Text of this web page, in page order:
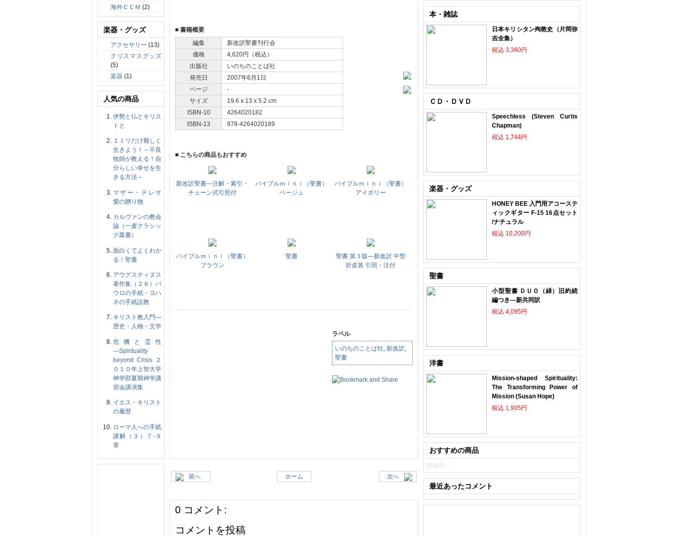
海外ＣＣＭ (2)
楽器・グッズ
アクセサリー (13)
クリスマスグッズ
(5)
楽器 (1)
人気の商品
伊勢と仏とキリス
トと
１ミリだけ難しく
生きよう！～不良
牧師が教える！自
分らしい幸せを生
きる方法～
マザー・テレサ
愛の贈り物
カルヴァンの教会
論（一麦クラシッ
ク叢書）
面白くてよくわか
る！聖書
アウグスティヌス
著作集（２６）パ
ウロの手紙・ヨハ
ネの手紙説教
キリスト教入門―
歴史・人物・文学
危機と霊性
―Spirituality
beyond Crisis ２
０１０年上智大学
神学部夏期神学講
習会講演集
イエス・キリスト
の履歴
ローマ人への手紙
講解（３）７‐９
章
■ 書籍概要
編集
新改訳聖書刊行会
価格
4,620円（税込）
出版社
いのちのことば社
発売日
2007年6月1日
ページ
-
サイズ
19.6 x 13 x 5.2 cm
ISBN-10
4264020182
ISBN-13
978-4264020189
■ こちらの商品もおすすめ
新改訳聖書―注解・索引・
チェーン式引照付
バイブルｍｉｎｉ（聖書）
ベージュ
バイブルｍｉｎｉ（聖書）
アイボリー
バイブルｍｉｎｉ（聖書）
ブラウン
聖書
聖書 第３版―新改訳 中型
折皮装 引照・注付
ラベル
いのちのことば社, 新改訳,
聖書
前へ 次へ
ホーム
0 コメント:
コメントを投稿
本・雑誌
日本キリシタン殉教史（片岡弥
吉全集）
税込 3,360円
ＣＤ・ＤＶＤ
Speechless (Steven Curtis
Chapman)
税込 1,744円
楽器・グッズ
HONEY BEE 入門用アコーステ
ィックギター F-15 16点セット
/ナチュラル
税込 10,200円
聖書
小型聖書 ＤＵＯ（緑）旧約続
編つき―新共同訳
税込 4,095円
洋書
Mission-shaped Spirituality:
The Transforming Power of
Mission (Susan Hope)
税込 1,905円
おすすめの商品
読込中...
最近あったコメント